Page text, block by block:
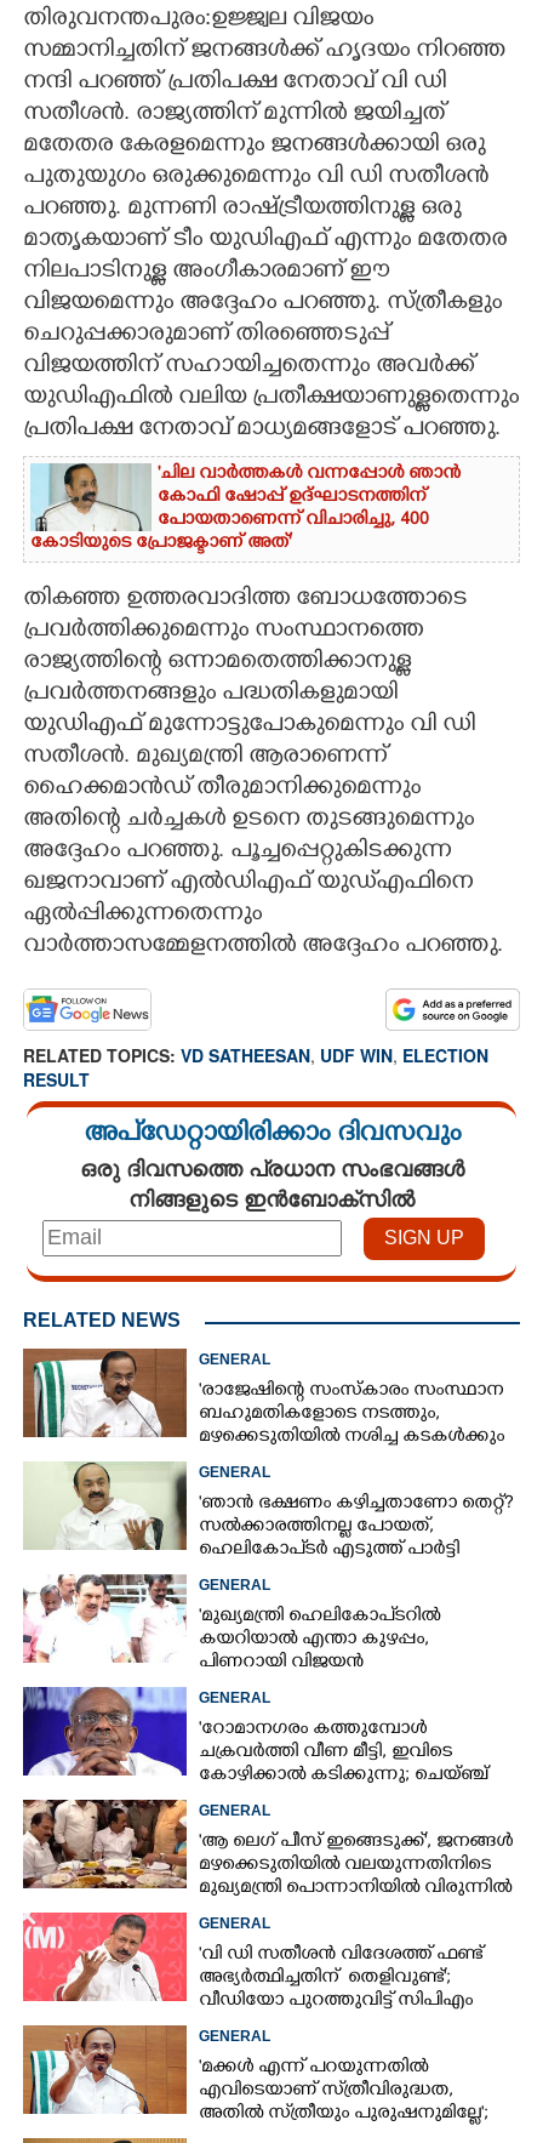
CARTOONS
LITERATURE
ZOOM
CONTACT US
തിരുവനന്തപുരം:ഉജ്ജ്വല വിജയം
സമ്മാനിച്ചതിന് ജനങ്ങൾക്ക് ഹൃദയം നിറഞ്ഞ
നന്ദി പറ‌ഞ്ഞ് പ്രതിപക്ഷ നേതാവ് വി ‌‌ഡി
സതീശൻ. രാജ്യത്തിന് മുന്നിൽ ജയിച്ചത്
മതേതര കേരളമെന്നും ജനങ്ങൾക്കായി ഒരു
പുതുയുഗം ഒരുക്കുമെന്നും വി ‌‌ഡി സതീശൻ
പറ‌ഞ്ഞു. മുന്നണി രാഷ്ട്രീയത്തിനുള്ള ഒരു
മാതൃകയാണ് ടീം യുഡിഎഫ് എന്നും മതേതര
നിലപാടിനുള്ള അംഗീകാരമാണ് ഈ
വിജയമെന്നും അദ്ദേഹം പറ‌ഞ്ഞു. സ്ത്രീകളും
ചെറുപ്പക്കാരുമാണ് തിരഞ്ഞെടുപ്പ്
വിജയത്തിന് സഹായിച്ചതെന്നും അവർക്ക്
യുഡിഎഫിൽ വലിയ പ്രതീക്ഷയാണുള്ളതെന്നും
പ്രതിപക്ഷ നേതാവ് മാധ്യമങ്ങളോട് പറഞ്ഞു.
'ചില വാർത്തകൾ വന്നപ്പോൾ ഞാൻ
കോഫി ഷോപ്പ് ഉദ്ഘാടനത്തിന്
പോയതാണെന്ന് വിചാരിച്ചു, 400
കോടിയുടെ പ്രോജക്ടാണ് അത്'
തികഞ്ഞ ഉത്തരവാദിത്ത ബോധത്തോടെ
പ്രവർത്തിക്കുമെന്നും സംസ്ഥാനത്തെ
രാജ്യത്തിന്റെ ഒന്നാമതെത്തിക്കാനുള്ള
പ്രവർത്തനങ്ങളും പദ്ധതികളുമായി
യു‌ഡിഎഫ് മുന്നോട്ടുപോകുമെന്നും വി ‌‌ഡി
സതീശൻ. മുഖ്യമന്ത്രി ആരാണെന്ന്
ഹൈക്കമാൻഡ് തീരുമാനിക്കുമെന്നും
അതിന്റെ ചർച്ചകൾ ഉടനെ തു‌ടങ്ങുമെന്നും
അദ്ദേഹം പറഞ്ഞു. പൂച്ചപ്പെറ്റുകിടക്കുന്ന
ഖജനാവാണ് എൽഡിഎഫ് യു‌ഡ്എഫിനെ
ഏൽപ്പിക്കുന്നതെന്നും
വാർത്താസമ്മേളനത്തിൽ അദ്ദേഹം പറഞ്ഞു.
RELATED TOPICS: VD SATHEESAN, UDF WIN, ELECTION
RESULT
അപ്ഡേറ്റായിരിക്കാം ദിവസവും
ഒരു ദിവസത്തെ പ്രധാന സംഭവങ്ങൾ
നിങ്ങളുടെ ഇൻബോക്സിൽ
RELATED NEWS
GENERAL
'രാജേഷിന്റെ സംസ്കാരം സംസ്ഥാന
ബഹുമതികളോടെ നടത്തും,
മഴക്കെടുതിയിൽ നശിച്ച കടകൾക്കും
GENERAL
'ഞാൻ ഭക്ഷണം കഴിച്ചതാണോ തെറ്റ്?
സൽക്കാരത്തിനല്ല പോയത്,
ഹെലികോപ്ടർ എടുത്ത് പാർട്ടി
GENERAL
'മുഖ്യമന്ത്രി ഹെലികോപ്ടറിൽ
കയറിയാൽ എന്താ കുഴപ്പം,
പിണറായി വിജയൻ
പരാതിപറഞ്ഞിട്ടില്ല'
GENERAL
'റോമാനഗരം കത്തുമ്പോൾ
ചക്രവർത്തി വീണ മീട്ടി, ഇവിടെ
കോഴിക്കാൽ കടിക്കുന്നു; ചെയ്ഞ്ച്
GENERAL
'ആ ലെഗ് പീസ് ഇങ്ങെടുക്ക്', ജനങ്ങൾ
മഴക്കെടുതിയിൽ വലയുന്നതിനിടെ
മുഖ്യമന്ത്രി പൊന്നാനിയിൽ വിരുന്നിൽ
GENERAL
'വി ഡി സതീശൻ വിദേശത്ത് ഫണ്ട്
അഭ്യർത്ഥിച്ചതിന് തെളിവുണ്ട്';
വീഡിയോ പുറത്തുവിട്ട് സിപിഎം
GENERAL
'മക്കൾ എന്ന് പറയുന്നതിൽ
എവിടെയാണ് സ്‌ത്രീവിരുദ്ധത,
അതിൽ സ്‌ത്രീയും പുരുഷനുമില്ലേ';